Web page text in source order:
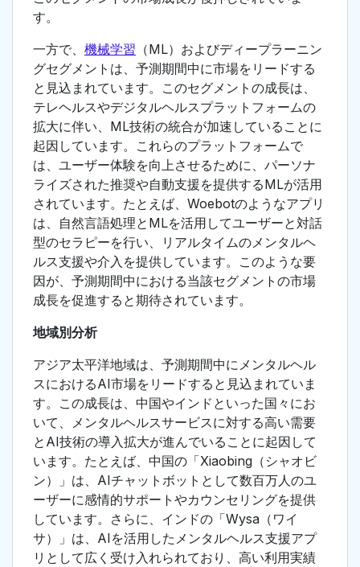
す。
一方で、 機械学習 （ML）およびディープラーニン
グセグメントは、予測期間中に市場をリードする
と見込まれています。このセグメントの成長は、
テレヘルスやデジタルヘルスプラットフォームの
拡大に伴い、ML技術の統合が加速していることに
起因しています。これらのプラットフォームで
は、ユーザー体験を向上させるために、パーソナ
ライズされた推奨や自動支援を提供するMLが活用
されています。たとえば、Woebotのようなアプリ
は、自然言語処理とMLを活用してユーザーと対話
型のセラピーを行い、リアルタイムのメンタルヘ
ルス支援や介入を提供しています。このような要
因が、予測期間中における当該セグメントの市場
成長を促進すると期待されています。
地域別分析
アジア太平洋地域は、予測期間中にメンタルヘル
スにおけるAI市場をリードすると見込まれていま
す。この成長は、中国やインドといった国々にお
いて、メンタルヘルスサービスに対する高い需要
とAI技術の導入拡大が進んでいることに起因して
います。たとえば、中国の「Xiaobing（シャオビ
ン）」は、AIチャットボットとして数百万人のユ
ーザーに感情的サポートやカウンセリングを提供
しています。さらに、インドの「Wysa（ワイ
サ）」は、AIを活用したメンタルヘルス支援アプ
リとして広く受け入れられており、高い利用実績